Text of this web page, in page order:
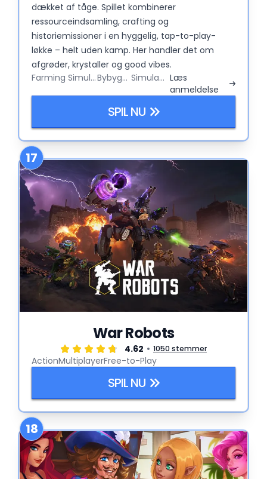
dækket af tåge. Spillet kombinerer
ressourceindsamling, crafting og
historiemissioner i en hyggelig, tap-to-play-
løkke – helt uden kamp. Her handler det om
afgrøder, krystaller og good vibes.
Farming Simulator
Bybygger Simulator Læs
anmeldelse
SPIL NU
17
War Robots
4.62 1050 stemmer
ActionMultiplayerFree-to-Play
SPIL NU
18